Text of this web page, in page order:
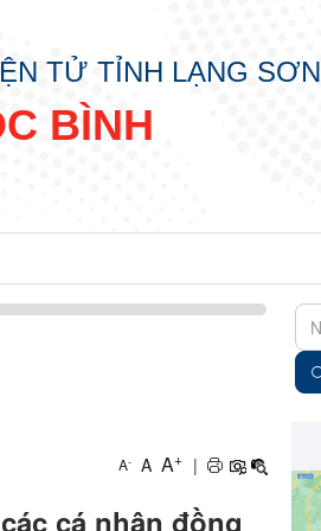
TỬ TỈNH LẠNG SƠN
BÌNH
A- A A+ |
cá nhân đồng